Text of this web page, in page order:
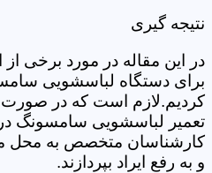
نتیجه گیری
در این مقاله در مورد برخی از
برای دستگاه لباسشویی
کردیم.لازم است که در صورت
تعمیر لباسشویی سامسونگ در
کارشناسان متخصص به محل
و به رفع ایراد بپردازند.